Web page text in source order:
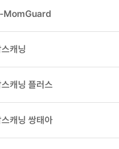
MomGuard
캐닝
캐닝 플러스
캐닝 쌍태아